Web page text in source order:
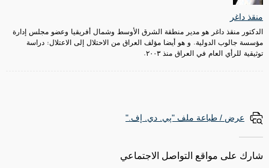
منقذ داغر
الدكتور منقذ داغر هو مدير منطقة الشرق الأوسط وشمال أفريقيا وعضو مجلس إدارة
مؤسسة جالوب الدولية. و هو أيضا مؤلف العراق من الاحتلال إلى الاعتلال: دراسة
توثيقية للرأي العام في العراق منذ ٢٠٠٣.
عرض / طباعة ملف "پي. دي. إف."
شارك على مواقع التواصل الاجتماعي